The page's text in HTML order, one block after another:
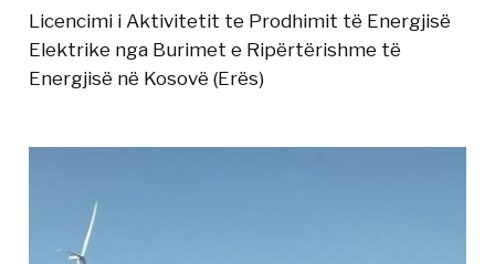
Licencimi i Aktivitetit te Prodhimit të Energjisë
Elektrike nga Burimet e Ripërtërishme të
Energjisë në Kosovë (Erës)